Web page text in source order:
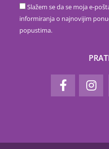
Slažem se da se moja e-
informiranja o najnovijim
popustima.